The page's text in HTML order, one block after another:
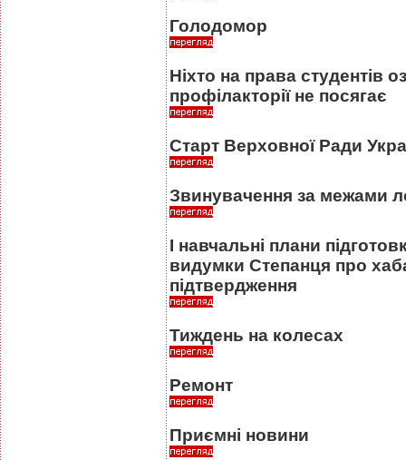
Голодомор
Ніхто на права студентів
профілакторії не посягає
Старт Верховної Ради
Звинувачення за межами
І навчальні плани
видумки Степанця про
підтвердження
Тиждень на колесах
Ремонт
Приємні новини